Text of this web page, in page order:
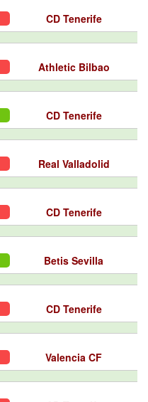
CD Tenerife
Athletic Bilbao
CD Tenerife
Real Valladolid
CD Tenerife
Betis Sevilla
CD Tenerife
Valencia CF